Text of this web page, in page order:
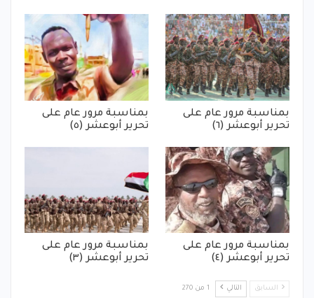
بمناسبة مرور عام على
تحرير أبوعشر (٦)
بمناسبة مرور عام على
تحرير أبوعشر (٥)
بمناسبة مرور عام على
تحرير أبوعشر (٤)
بمناسبة مرور عام على
تحرير أبوعشر (٣)
السابق التالي 1 من 270